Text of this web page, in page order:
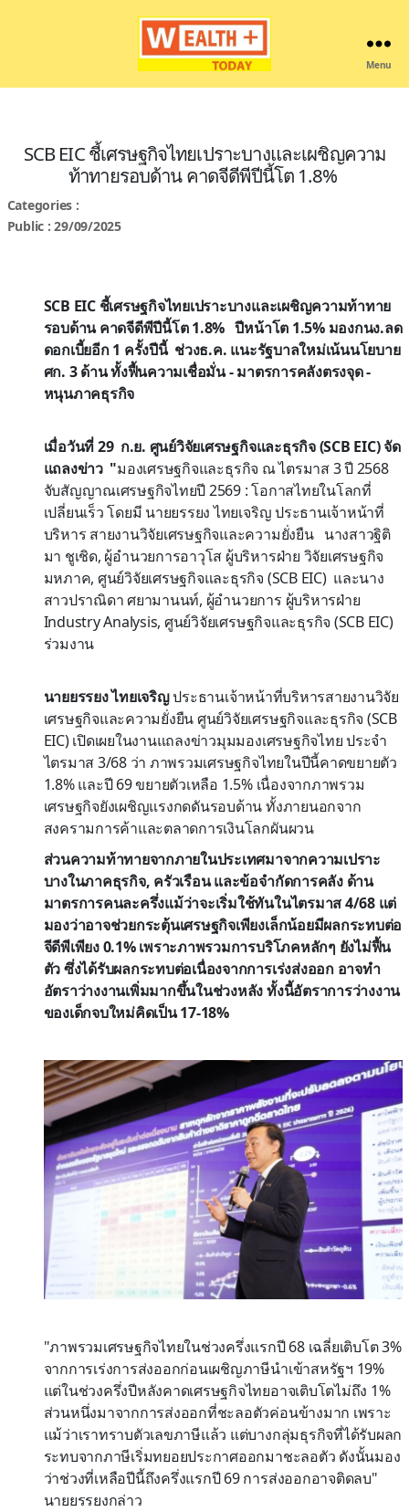
Menu
SCB EIC ชี้เศรษฐกิจไทยเปราะบางและเผชิญความ
ท้าทายรอบด้าน คาดจีดีพีปีนี้โต 1.8%
Categories :
Public : 29/09/2025
SCB EIC ชี้เศรษฐกิจไทยเปราะบางและเผชิญความท้าทาย
รอบด้าน คาดจีดีพีปีนี้โต 1.8% ปีหน้าโต 1.5% มองกนง.ลด
ดอกเบี้ยอีก 1 ครั้งปีนี้ ช่วงธ.ค. แนะรัฐบาลใหม่เน้นนโยบาย
ศก. 3 ด้าน ทั้งฟื้นความเชื่อมั่น - มาตรการคลังตรงจุด -
หนุนภาคธุรกิจ
เมื่อวันที่ 29 ก.ย. ศูนย์วิจัยเศรษฐกิจและธุรกิจ (SCB EIC) จัด
แถลงข่าว "มองเศรษฐกิจและธุรกิจ ณ ไตรมาส 3 ปี 2568
จับสัญญาณเศรษฐกิจไทยปี 2569 : โอกาสไทยในโลกที่
เปลี่ยนเร็ว โดยมี นายยรรยง ไทยเจริญ ประธานเจ้าหน้าที่
บริหาร สายงานวิจัยเศรษฐกิจและความยั่งยืน นางสาวฐิติ
มา ชูเชิด, ผู้อำนวยการอาวุโส ผู้บริหารฝ่าย วิจัยเศรษฐกิจ
มหภาค, ศูนย์วิจัยเศรษฐกิจและธุรกิจ (SCB EIC) และนาง
สาวปราณิดา ศยามานนท์, ผู้อำนวยการ ผู้บริหารฝ่าย
Industry Analysis, ศูนย์วิจัยเศรษฐกิจและธุรกิจ (SCB EIC)
ร่วมงาน
นายยรรยง ไทยเจริญประธานเจ้าหน้าที่บริหารสายงานวิจัย
เศรษฐกิจและความยั่งยืน ศูนย์วิจัยเศรษฐกิจและธุรกิจ (SCB
EIC) เปิดเผยในงานแถลงข่าวมุมมองเศรษฐกิจไทย ประจำ
ไตรมาส 3/68 ว่า ภาพรวมเศรษฐกิจไทยในปีนี้คาดขยายตัว
1.8% และปี 69 ขยายตัวเหลือ 1.5% เนื่องจากภาพรวม
เศรษฐกิจยังเผชิญแรงกดดันรอบด้าน ทั้งภายนอกจาก
สงครามการค้าและตลาดการเงินโลกผันผวน
ส่วนความท้าทายจากภายในประเทศมาจากความเปราะ
บางในภาคธุรกิจ, ครัวเรือน และข้อจำกัดการคลัง ด้าน
มาตรการคนละครึ่งแม้ว่าจะเริ่มใช้ทันในไตรมาส 4/68 แต่
มองว่าอาจช่วยกระตุ้นเศรษฐกิจเพียงเล็กน้อยมีผลกระทบต่อ
จีดีพีเพียง 0.1% เพราะภาพรวมการบริโภคหลักๆ ยังไม่ฟื้น
ตัว ซึ่งได้รับผลกระทบต่อเนื่องจากการเร่งส่งออก อาจทำ
อัตราว่างงานเพิ่มมากขึ้นในช่วงหลัง ทั้งนี้อัตราการว่างงาน
ของเด็กจบใหม่คิดเป็น 17-18%
"ภาพรวมเศรษฐกิจไทยในช่วงครึ่งแรกปี 68 เฉลี่ยเติบโต 3%
จากการเร่งการส่งออกก่อนเผชิญภาษีนำเข้าสหรัฐฯ 19%
แต่ในช่วงครึ่งปีหลังคาดเศรษฐกิจไทยอาจเติบโตไม่ถึง 1%
ส่วนหนึ่งมาจากการส่งออกที่ชะลอตัวค่อนข้างมาก เพราะ
แม้ว่าเราทราบตัวเลขภาษีแล้ว แต่บางกลุ่มธุรกิจที่ได้รับผลก
ระทบจากภาษีเริ่มทยอยประกาศออกมาชะลอตัว ดังนั้นมอง
ว่าช่วงที่เหลือปีนี้ถึงครึ่งแรกปี 69 การส่งออกอาจติดลบ"
นายยรรยงกล่าว